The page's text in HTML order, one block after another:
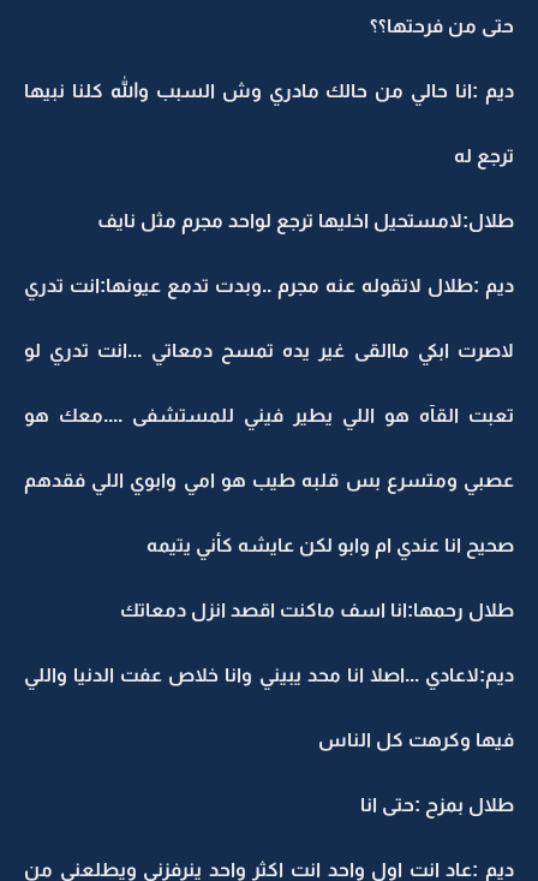
حتى من فرحتها؟؟
ديم :انا حالي من حالك مادري وش السبب والله كلنا نبيها
ترجع له
طلال:لامستحيل اخليها ترجع لواحد مجرم مثل نايف
ديم :طلال لاتقوله عنه مجرم ..وبدت تدمع عيونها:انت تدري
لاصرت ابكي ماالقى غير يده تمسح دمعاتي ...انت تدري لو
تعبت القآه هو اللي يطير فيني للمستشفى ....معك هو
عصبي ومتسرع بس قلبه طيب هو امي وابوي اللي فقدهم
صحيح انا عندي ام وابو لكن عايشه كأني يتيمه
طلال رحمها:انا اسف ماكنت اقصد انزل دمعاتك
ديم:لاعادي ...اصلا انا محد يبيني وانا خلاص عفت الدنيا واللي
فيها وكرهت كل الناس
طلال بمزح :حتى انا
ديم :عاد انت اول واحد انت اكثر واحد ينرفزني ويطلعني من